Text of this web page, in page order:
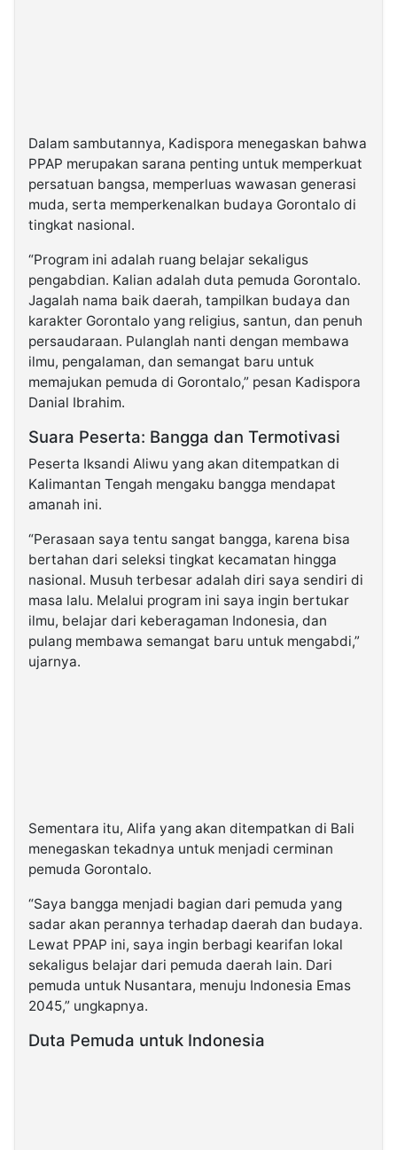
Dalam sambutannya, Kadispora menegaskan bahwa
PPAP merupakan sarana penting untuk memperkuat
persatuan bangsa, memperluas wawasan generasi
muda, serta memperkenalkan budaya Gorontalo di
tingkat nasional.
“Program ini adalah ruang belajar sekaligus
pengabdian. Kalian adalah duta pemuda Gorontalo.
Jagalah nama baik daerah, tampilkan budaya dan
karakter Gorontalo yang religius, santun, dan penuh
persaudaraan. Pulanglah nanti dengan membawa
ilmu, pengalaman, dan semangat baru untuk
memajukan pemuda di Gorontalo,” pesan Kadispora
Danial Ibrahim.
Suara Peserta: Bangga dan Termotivasi
Peserta Iksandi Aliwu yang akan ditempatkan di
Kalimantan Tengah mengaku bangga mendapat
amanah ini.
“Perasaan saya tentu sangat bangga, karena bisa
bertahan dari seleksi tingkat kecamatan hingga
nasional. Musuh terbesar adalah diri saya sendiri di
masa lalu. Melalui program ini saya ingin bertukar
ilmu, belajar dari keberagaman Indonesia, dan
pulang membawa semangat baru untuk mengabdi,”
ujarnya.
Sementara itu, Alifa yang akan ditempatkan di Bali
menegaskan tekadnya untuk menjadi cerminan
pemuda Gorontalo.
“Saya bangga menjadi bagian dari pemuda yang
sadar akan perannya terhadap daerah dan budaya.
Lewat PPAP ini, saya ingin berbagi kearifan lokal
sekaligus belajar dari pemuda daerah lain. Dari
pemuda untuk Nusantara, menuju Indonesia Emas
2045,” ungkapnya.
Duta Pemuda untuk Indonesia